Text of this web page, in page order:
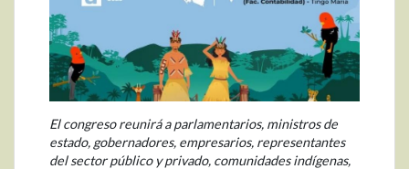
El congreso reunirá a parlamentarios, ministros de
estado, gobernadores, empresarios, representantes
del sector público y privado, comunidades indígenas,